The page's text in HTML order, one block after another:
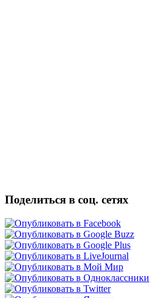
Поделиться в соц. сетях